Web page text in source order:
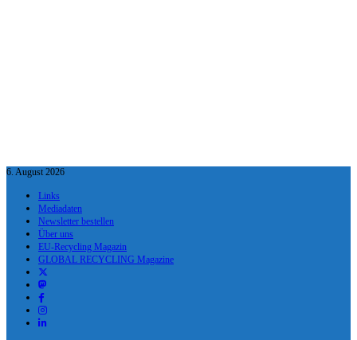
6. August 2026
Links
Mediadaten
Newsletter bestellen
Über uns
EU-Recycling Magazin
GLOBAL RECYCLING Magazine